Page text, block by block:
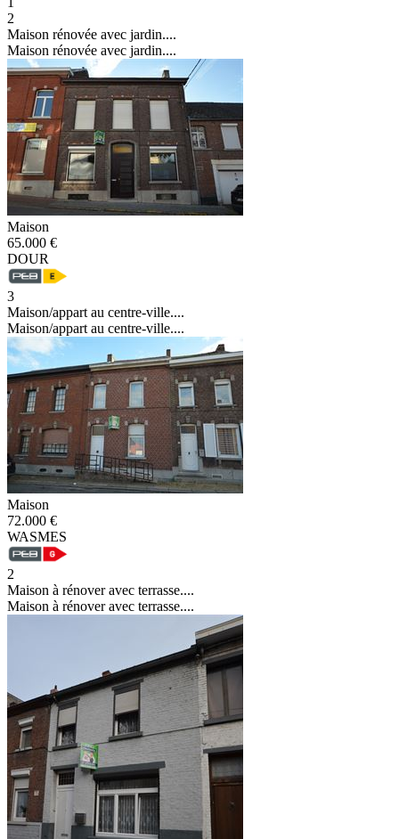
2
Maison rénovée avec jardin....
Maison rénovée avec jardin....
Maison
65.000 €
DOUR
3
Maison/appart au centre-ville....
Maison/appart au centre-ville....
Maison
72.000 €
WASMES
2
Maison à rénover avec terrasse....
Maison à rénover avec terrasse....